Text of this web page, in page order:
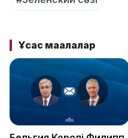
Ұқсас мақалалар